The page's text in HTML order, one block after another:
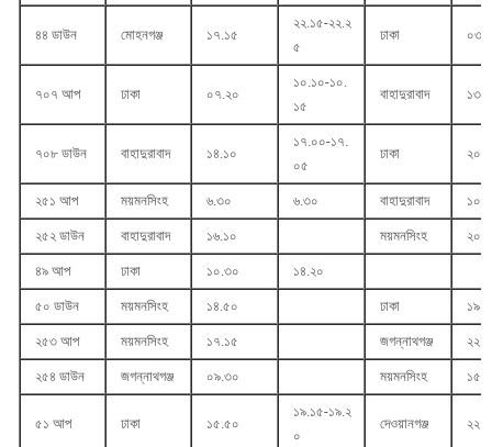
৪৪ ডাউন মোহনগঞ্জ ১৭.১৫
২২.১৫-২২.২
৫
ঢাকা
৭০৭ আপ ঢাকা ০৭.২০
১০.১০-১০.
১৫
বাহাদুরাবাদ
৭০৮ ডাউন বাহাদুরাবাদ ১৪.১০
১৭.০০-১৭.
০৫
ঢাকা
২৫১ আপ ময়মনসিংহ ৬.৩০ ৬.৩০ বাহাদুরাবাদ
২৫২ ডাউন বাহাদুরাবাদ ১৬.১০ ময়মনসিংহ
৪৯ আপ ঢাকা ১০.৩০ ১৪.২০
৫০ ডাউন ময়মনসিংহ ১৪.৫০ ঢাকা
২৫৩ আপ ময়মনসিংহ ১৭.১৫ জগন্নাথগঞ্জ
২৫৪ ডাউন জগন্নাথগঞ্জ ০৯.৩০ ময়মনসিংহ
৫১ আপ ঢাকা ১৫.৫০
১৯.১৫-১৯.২
০
দেওয়ানগঞ্জ